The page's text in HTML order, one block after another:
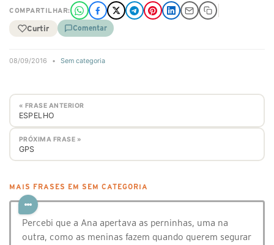
COMPARTILHAR:
Curtir Comentar
08/09/2016 • Sem categoria
« FRASE ANTERIOR
ESPELHO
PRÓXIMA FRASE »
GPS
MAIS FRASES EM SEM CATEGORIA
Percebi que a Ana apertava as perninhas, uma na
outra, como as meninas fazem quando querem segurar